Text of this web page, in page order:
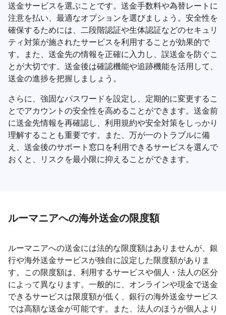
送金サービスを選ぶことです。送金手数料や為替レートに
注意を払い、最適なオプションを選びましょう。安全性を
確保するためには、二段階認証や生体認証などのセキュリ
ティ対策が施されたサービスを利用することが効果的で
す。また、送金先の情報を正確に入力し、誤送金を防ぐこ
とが大切です。送金後は確認機能や追跡機能を活用して、
送金の進捗を把握しましょう。
さらに、強固なパスワードを設定し、定期的に変更するこ
とでアカウントの安全性を高めることができます。送金前
に送金先情報を再確認し、利用規約や安全対策をしっかり
理解することも重要です。また、万が一のトラブルに備
え、送金後のサポート窓口を利用できるサービスを選んで
おくと、リスクを最小限に抑えることができます。
ルーマニアへの海外送金の限度額
ルーマニアへの送金には法的な限度額はありませんが、銀
行や海外送金サービスが独自に設定した限度額がありま
す。この限度額は、利用するサービスや個人・法人の区分
によって異なります。一般的に、オンラインや現金で送金
できるサービスは限度額が低く、銀行の海外送金サービス
では高額な送金が可能です。また、法人のほうが個人より